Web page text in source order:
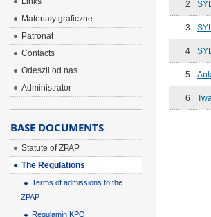
2
3
4
5
6
Materiały graficzne
Patronat
Contacts
Odeszli od nas
Administrator
BASE DOCUMENTS
Statute of ZPAP
The Regulations
Terms of admissions to the
ZPAP
Regulamin KPO